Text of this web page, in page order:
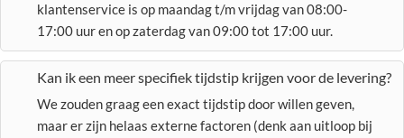
klantenservice is op maandag t/m vrijdag van 08:00-
17:00 uur en op zaterdag van 09:00 tot 17:00 uur.
Kan ik een meer specifiek tijdstip krijgen voor de levering?
We zouden graag een exact tijdstip door willen geven,
maar er zijn helaas externe factoren (denk aan uitloop bij